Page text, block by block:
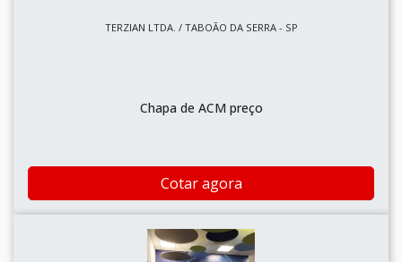
TERZIAN LTDA. / TABOÃO DA SERRA - SP
Chapa de ACM preço
Cotar agora